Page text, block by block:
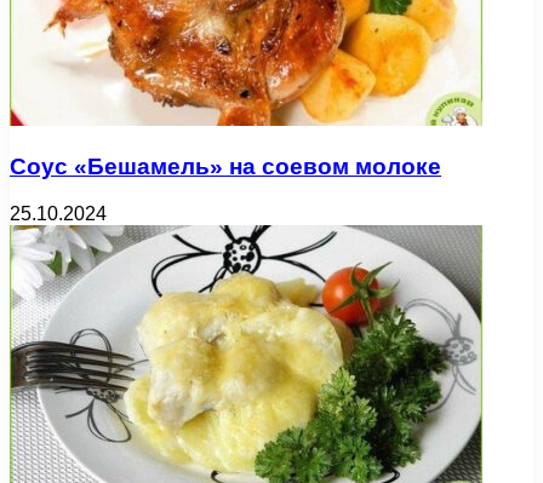
Соус «Бешамель» на соевом молоке
25.10.2024